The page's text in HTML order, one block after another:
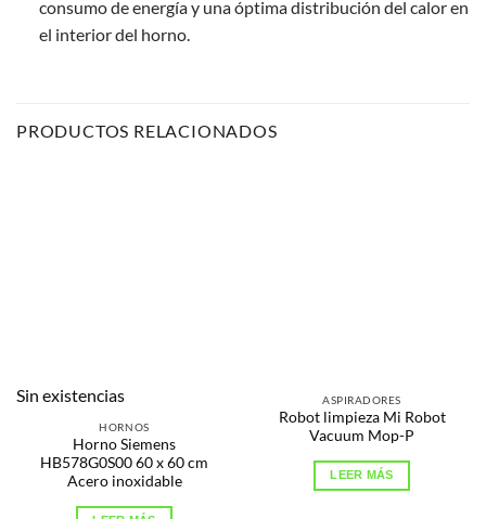
consumo de energía y una óptima distribución del calor en
el interior del horno.
PRODUCTOS RELACIONADOS
Sin existencias
HORNOS
Horno Siemens
HB578G0S00 60 x 60 cm
Acero inoxidable
ASPIRADORES
Robot limpieza Mi Robot
Vacuum Mop-P
LEER MÁS